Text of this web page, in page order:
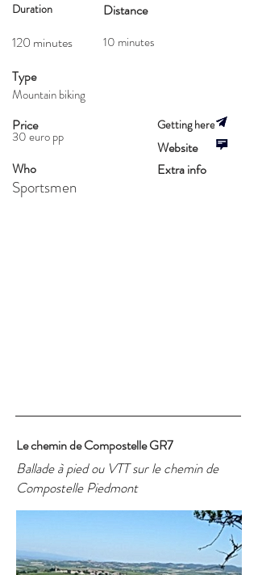
Distance
Duration
10 minutes
120 minutes
Type
Mountain biking
Price
30 euro pp
Getting here
Website
Who
Sportsmen
Extra info
Le chemin de Compostelle GR7
Ballade à pied ou VTT sur le chemin de
Compostelle Piedmont